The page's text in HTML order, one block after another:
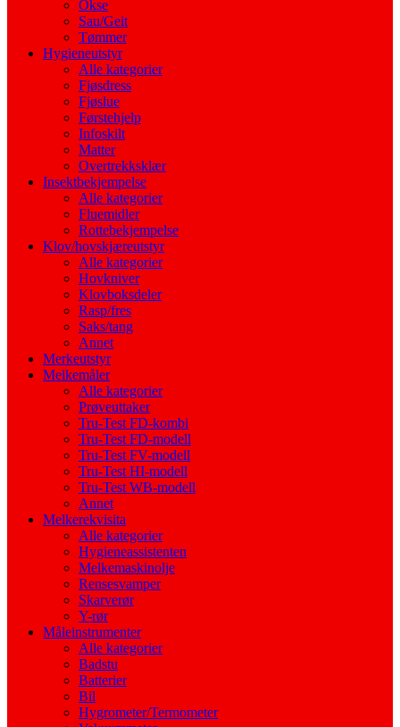
Okse
Sau/Geit
Tømmer
Hygieneutstyr
Alle kategorier
Fjøsdress
Fjøslue
Førstehjelp
Infoskilt
Matter
Overtrekksklær
Insektbekjempelse
Alle kategorier
Fluemidler
Rottebekjempelse
Klov/hovskjæreutstyr
Alle kategorier
Hovkniver
Klovboksdeler
Rasp/fres
Saks/tang
Annet
Merkeutstyr
Melkemåler
Alle kategorier
Prøveuttaker
Tru-Test FD-kombi
Tru-Test FD-modell
Tru-Test FV-modell
Tru-Test HI-modell
Tru-Test WB-modell
Annet
Melkerekvisita
Alle kategorier
Hygieneassistenten
Melkemaskinolje
Rensesvamper
Skarverør
Y-rør
Måleinstrumenter
Alle kategorier
Badstu
Batterier
Bil
Hygrometer/Termometer